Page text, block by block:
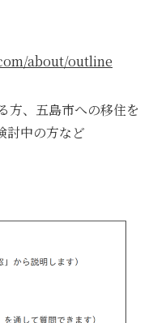
about/outline
方、五島市への移住を
討中の方など